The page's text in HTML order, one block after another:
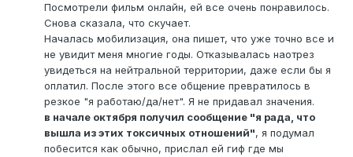
Посмотрели фильм онлайн, ей все очень понравилось.
Снова сказала, что скучает.
Началась мобилизация, она пишет, что уже точно все и
не увидит меня многие годы. Отказывалась наотрез
увидеться на нейтральной территории, даже если бы я
оплатил. После этого все общение превратилось в
резкое "я работаю/да/нет". Я не придавал значения.
в начале октября получил сообщение "я рада, что
вышла из этих токсичных отношений", я подумал
побесится как обычно, прислал ей гиф где мы